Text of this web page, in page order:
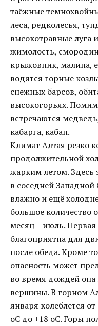
таёжные
леса, редколесья,
высокотравные луга
жимолость,
крыжовник, малина,
водятся горные
снежных барсов,
высокогорьях.
встречаются
кабарга, кабан.
Климат Алтая резко
продолжительной
жарким летом. Здесь
в соседней
влажно и ещё
большое
месяц – июль.
благоприятна для
после обеда. Кроме
опасность может
во время дождей она
вершины. В горном
января колеблется
оС до +18 оС. Горы